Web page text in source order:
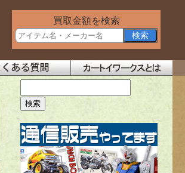
買取金額を検索